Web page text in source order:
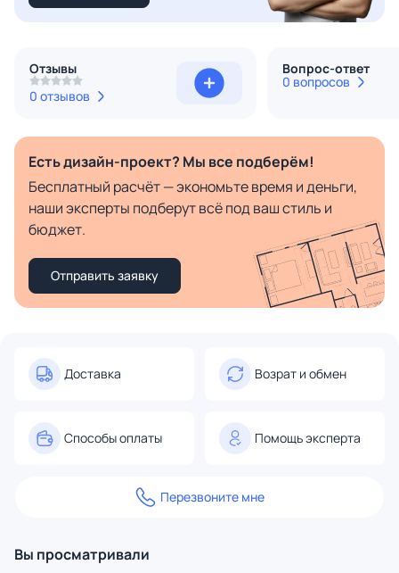
Отзывы
0 отзывов
Вопрос-ответ
0 вопросов
Есть дизайн-проект? Мы все подберём!
Бесплатный расчёт — экономьте время и деньги,
наши эксперты подберут всё под ваш стиль и
бюджет.
Отправить заявку
Доставка Возрат и обмен
Способы оплаты Помощь эксперта
Перезвоните мне
Вы просматривали